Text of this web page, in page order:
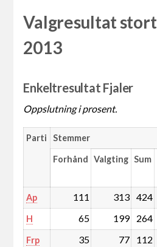
Valgresultat
2013
Enkeltresultat Fjaler
Oppslutning i prosent.
Parti Stemmer
Forhånd Valgting Sum
Ap 111 313 424
H 65 199 264
Frp 35 77 112